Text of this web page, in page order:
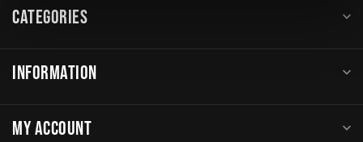
CATEGORIES
INFORMATION
MY ACCOUNT